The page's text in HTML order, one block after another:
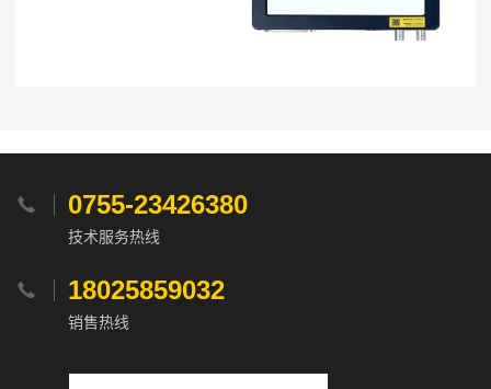
 0755-23426380
技术服务热线
 18025859032
销售热线